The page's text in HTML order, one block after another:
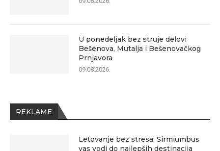
U ponedeljak bez struje delovi
Bešenova, Mutalja i Bešenovačkog
Prnjavora
09.08.2026.
REKLAME
Letovanje bez stresa: Sirmiumbus
vas vodi do najlepših destinacija